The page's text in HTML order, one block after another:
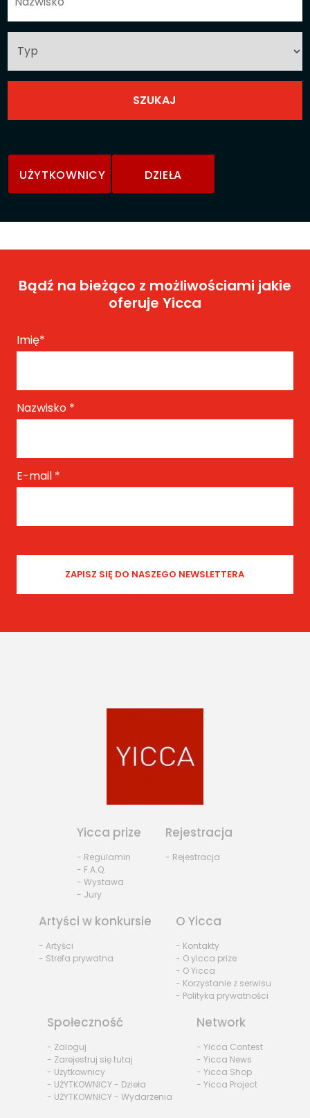
UŻYTKOWNICY DZIEŁA
Bądź na bieżąco z możliwościami jakie
oferuje Yicca
Imię*
Nazwisko *
E-mail *
Yicca prize
- Regulamin
- F.A.Q.
- Wystawa
- Jury
Rejestracja
- Rejestracja
Artyści w konkursie
- Artyści
- Strefa prywatna
O Yicca
- Kontakty
- O yicca prize
- O Yicca
- Korzystanie z serwisu
- Polityka prywatności
Społeczność
- Zaloguj
- Zarejestruj się tutaj
- Użytkownicy
- UŻYTKOWNICY - Dzieła
- UŻYTKOWNICY - Wydarzenia
Network
- Yicca Contest
- Yicca News
- Yicca Shop
- Yicca Project